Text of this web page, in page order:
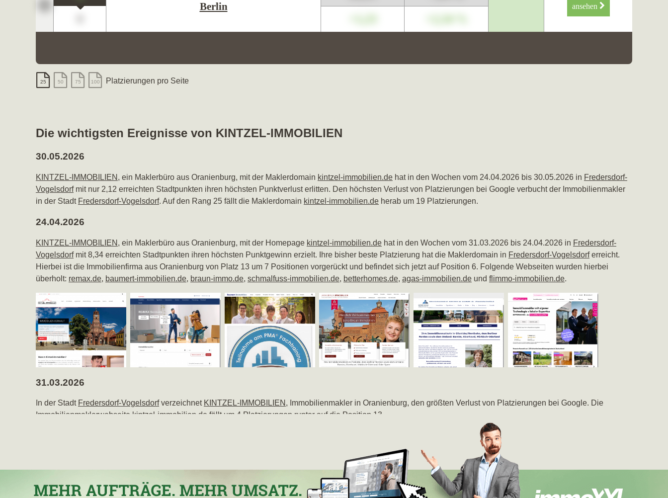
Berlin ansehen
25 50 75 100 Platzierungen pro Seite
Die wichtigsten Ereignisse von KINTZEL-IMMOBILIEN
30.05.2026
KINTZEL-IMMOBILIEN , ein Maklerbüro aus Oranienburg, mit der Maklerdomain kintzel-immobilien.de hat in den Wochen vom 24.04.2026 bis 30.05.2026 in Fredersdorf-
Vogelsdorfmit nur 2,12 erreichten Stadtpunkten ihren höchsten Punktverlust erlitten. Den höchsten Verlust von Platzierungen bei Google verbucht der Immobilienmakler
in der Stadt Fredersdorf-Vogelsdorf. Auf den Rang 25 fällt die Maklerdomain kintzel-immobilien.de herab um 19 Platzierungen.
24.04.2026
KINTZEL-IMMOBILIEN , ein Maklerbüro aus Oranienburg, mit der Homepage kintzel-immobilien.de hat in den Wochen vom 31.03.2026 bis 24.04.2026 in Fredersdorf-
Vogelsdorfmit 8,34 erreichten Stadtpunkten ihren höchsten Punktgewinn erzielt. Ihre bisher beste Platzierung hat die Maklerdomain in Fredersdorf-Vogelsdorferreicht.
Hierbei ist die Immobilienfirma aus Oranienburg von Platz 13 um 7 Positionen vorgerückt und befindet sich jetzt auf Position 6. Folgende Webseiten wurden hierbei
überholt: remax.de, baumert-immobilien.de, braun-immo.de, schmalfuss-immobilien.de, betterhomes.de, agas-immobilien.de und flimmo-immobilien.de.
31.03.2026
In der Stadt Fredersdorf-Vogelsdorfverzeichnet KINTZEL-IMMOBILIEN , Immobilienmakler in Oranienburg, den größten Verlust von Platzierungen bei Google. Die
Immobilienmaklerwebseite kintzel-immobilien.de fällt um 4 Platzierungen runter auf die Position 13.
hat in den Wochen vom 30.01.2026 bis 01.03.2026 in
erreichten Stadtpunkten ihren höchsten Punktverlust erlitten.
28.01.2025